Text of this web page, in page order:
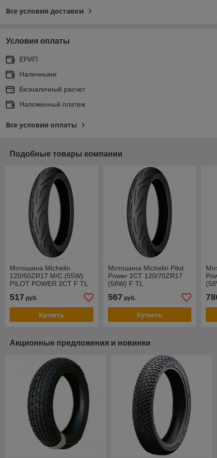
Все условия доставки
Условия оплаты
ЕРИП
Наличными
Безналичный расчет
Наложенный платеж
Все условия оплаты
Подобные товары компании
Мотошина Michelin
120/60ZR17 M/C (55W)
PILOT POWER 2CT F TL
517 руб.
Купить
Мотошина Michelin Pilot
Power 2CT 120/70ZR17
(58W) F TL
567 руб.
Купить
Акционные предложения и новинки